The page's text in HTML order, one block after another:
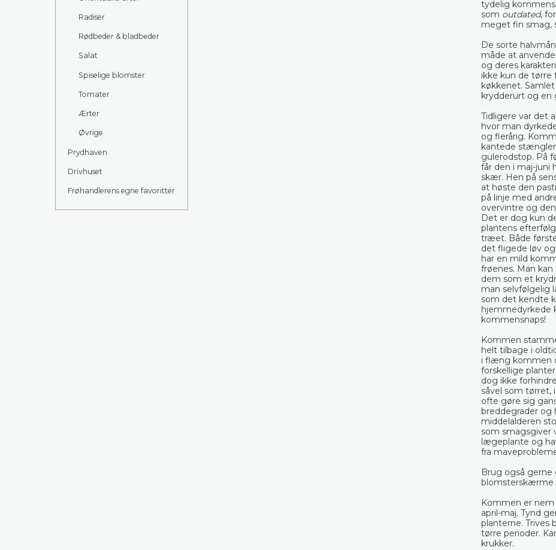
Radiser
Rødbeder & bladbeder
Salat
Spiselige blomster
Tomater
Ærter
Øvrige
Prydhaven
Drivhuset
Frøhandlerens egne favoritter
tydelig
som outdated,
meget fin smag,
De sorte
måde at
og deres
ikke kun de tørre
køkkenet.
krydderurt og en
Tidligere var det
hvor man
og flerårig.
kantede
gulerodstop. På
får den i maj-juni
skær. Hen på
at høste den
på linje med
overvintre og
Det er dog kun
plantens
træet. Både
det fligede løv
har en mild
frøenes. Man
dem som et
man selvfølgelig
som det kendte
hjemmedyrkede
kommensnaps!
Kommen
helt tilbage i
i flæng kommen
forskellige
dog ikke
såvel som
ofte gøre sig
breddegrader og
middelalderen
som smagsgiver
lægeplante og
fra
Brug også gerne
blomsterskærme
Kommen er nem
april-maj. Tynd
planterne. Trives
tørre perioder.
krukker.